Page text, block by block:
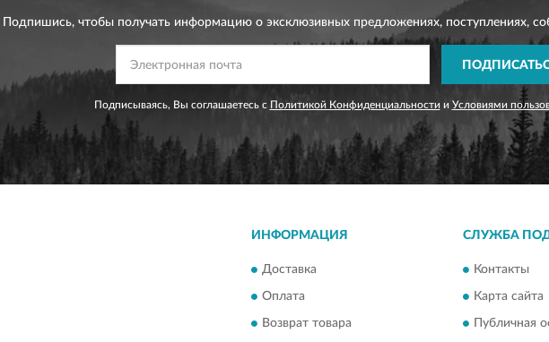
Подпишись, чтобы получать информацию о эксклюзивных предложениях,поступлениях,
Подписываясь, Вы соглашаетесь с Политикой Конфиденциальности и Условиями
ИНФОРМАЦИЯ
Доставка
Оплата
Возврат товара
СЛУЖБА
Контакты
Карта сайта
Публичная